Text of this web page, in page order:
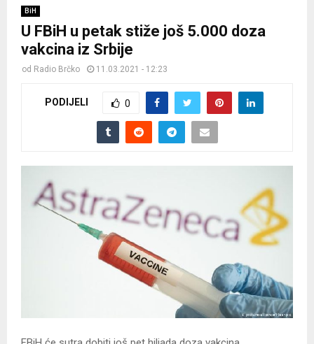
BiH
U FBiH u petak stiže još 5.000 doza
vakcina iz Srbije
od Radio Brčko 11.03.2021 - 12:23
PODIJELI 0